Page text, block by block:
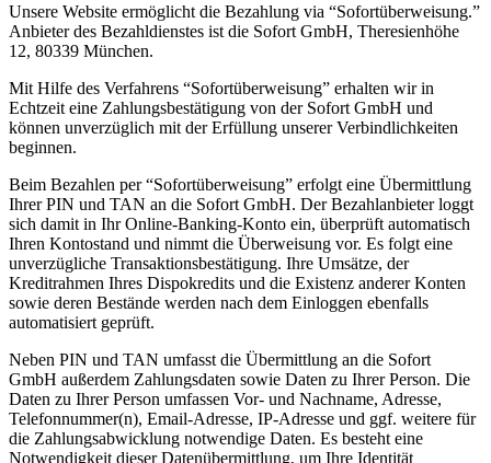
Unsere Website ermöglicht die Bezahlung via “Sofortüberweisung.”
Anbieter des Bezahldienstes ist die Sofort GmbH, Theresienhöhe
12, 80339 München.
Mit Hilfe des Verfahrens “Sofortüberweisung” erhalten wir in
Echtzeit eine Zahlungsbestätigung von der Sofort GmbH und
können unverzüglich mit der Erfüllung unserer Verbindlichkeiten
beginnen.
Beim Bezahlen per “Sofortüberweisung” erfolgt eine Übermittlung
Ihrer PIN und TAN an die Sofort GmbH. Der Bezahlanbieter loggt
sich damit in Ihr Online-Banking-Konto ein, überprüft automatisch
Ihren Kontostand und nimmt die Überweisung vor. Es folgt eine
unverzügliche Transaktionsbestätigung. Ihre Umsätze, der
Kreditrahmen Ihres Dispokredits und die Existenz anderer Konten
sowie deren Bestände werden nach dem Einloggen ebenfalls
automatisiert geprüft.
Neben PIN und TAN umfasst die Übermittlung an die Sofort
GmbH außerdem Zahlungsdaten sowie Daten zu Ihrer Person. Die
Daten zu Ihrer Person umfassen Vor- und Nachname, Adresse,
Telefonnummer(n), Email-Adresse, IP-Adresse und ggf. weitere für
die Zahlungsabwicklung notwendige Daten. Es besteht eine
Notwendigkeit dieser Datenübermittlung, um Ihre Identität